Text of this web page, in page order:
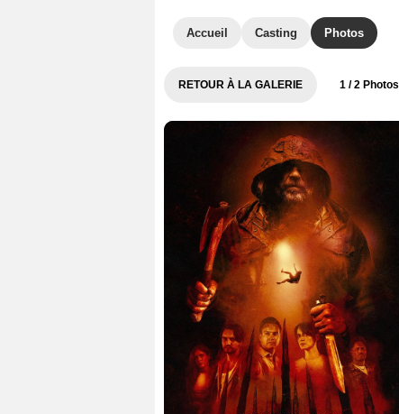
Accueil Casting Photos
RETOUR À LA GALERIE 1 / 2 Photos